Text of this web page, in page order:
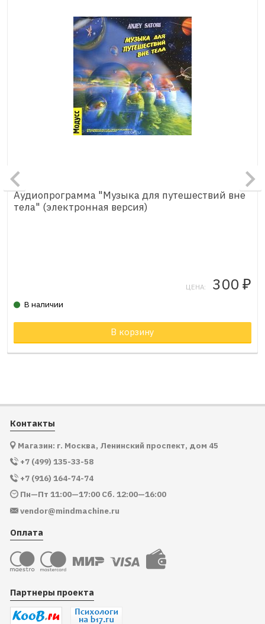
Товар в корзине
Аудиопрограмма "Музыка для путешествий вне
тела" (электронная версия)
ЦЕНА: 300 ₽
В наличии
В корзину
Контакты
Магазин: г. Москва, Ленинский проспект, дом 45
+7 (499) 135-33-58
+7 (916) 164-74-74
Пн—Пт 11:00—17:00 Сб. 12:00—16:00
vendor@mindmachine.ru
Оплата
Партнеры проекта